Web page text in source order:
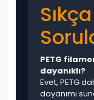
PETG
dayanıklı?
Evet, PETG
dayanımı